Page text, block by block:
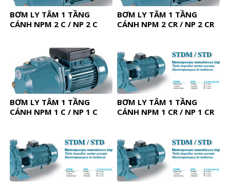
BƠM LY TÂM 1 TẦNG
CÁNH NPM 2 C / NP 2 C
BƠM LY TÂM 1 TẦNG
CÁNH NPM 2 CR / NP 2 CR
BƠM LY TÂM 1 TẦNG
CÁNH NPM 1 C / NP 1 C
BƠM LY TÂM 1 TẦNG
CÁNH NPM 1 CR / NP 1 CR